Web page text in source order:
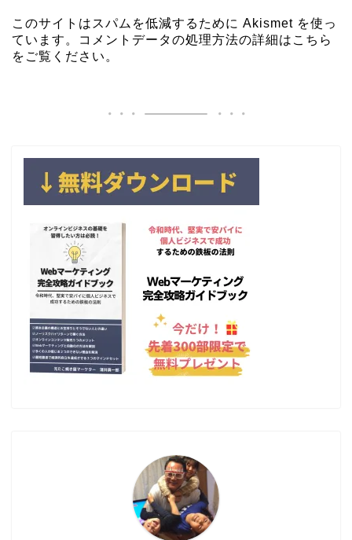
このサイトはスパムを低減するために Akismet を使っ
ています。
コメントデータの処理方法の詳細はこちら
をご覧ください 。